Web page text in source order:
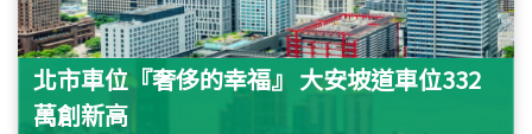
北市車位『奢侈的幸福』 大安坡道車位332
萬創新高